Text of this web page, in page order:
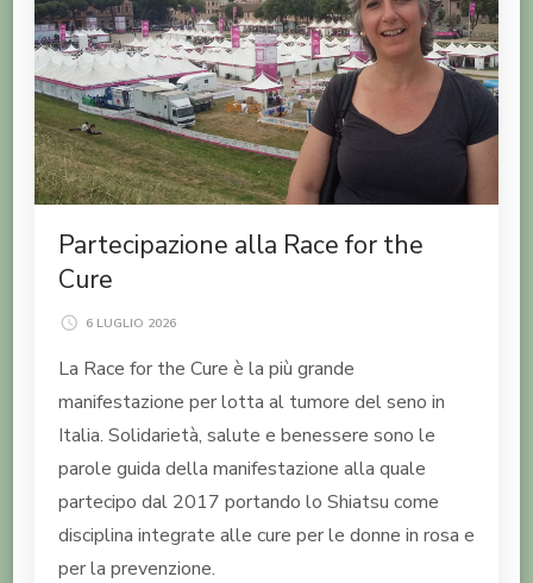
Partecipazione alla Race for the
Cure
6 LUGLIO 2026
La Race for the Cure è la più grande
manifestazione per lotta al tumore del seno in
Italia. Solidarietà, salute e benessere sono le
parole guida della manifestazione alla quale
partecipo dal 2017 portando lo Shiatsu come
disciplina integrate alle cure per le donne in rosa e
per la prevenzione.